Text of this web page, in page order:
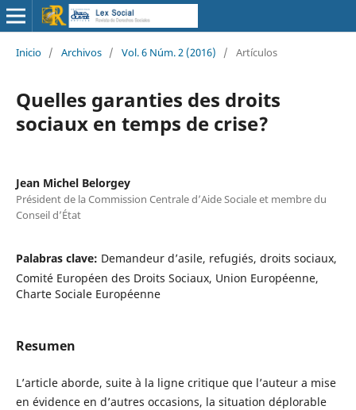
Inicio / Archivos / Vol. 6 Núm. 2 (2016) / Artículos
Quelles garanties des droits
sociaux en temps de crise?
Jean Michel Belorgey
Président de la Commission Centrale d’Aide Sociale et membre du
Conseil d’État
Palabras clave: Demandeur d’asile, refugiés, droits sociaux,
Comité Européen des Droits Sociaux, Union Européenne,
Charte Sociale Européenne
Resumen
L’article aborde, suite à la ligne critique que l’auteur a mise
en évidence en d’autres occasions, la situation déplorable